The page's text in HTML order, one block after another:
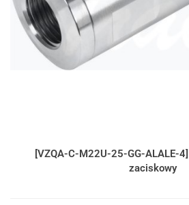
[VZQA-C-M22U-25-GG-ALALE-
zaciskowy